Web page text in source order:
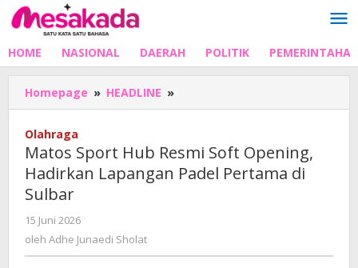
Lewati
ke
HOME NASIONAL DAERAH POLITIK
Homepage » HEADLINE »
Sport
Soft
Opening,
di
Olahraga
Matos Sport Hub Resmi Soft Opening,
Hadirkan Lapangan Padel Pertama di
Sulbar
15 Juni 2026
Adhe
oleh Adhe Junaedi Sholat